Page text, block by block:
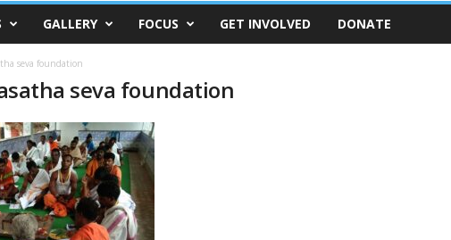
GALLERY FOCUS GET INVOLVED DONATE
seva foundation
seva foundation